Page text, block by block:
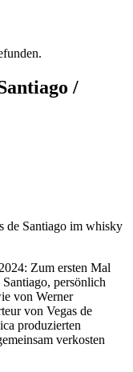
/
Zum ersten Mal
persönlich
von Werner
von Vegas de
produzierten
verkosten